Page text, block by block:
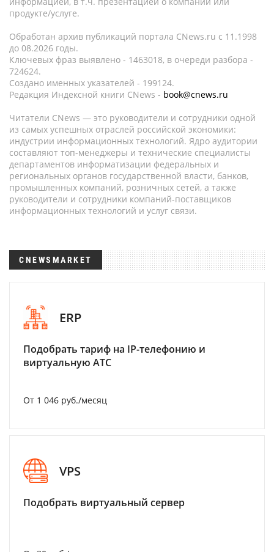
продукте/услуге.
Обработан архив публикаций портала CNews.ru c 11.1998
до 08.2026 годы.
Ключевых фраз выявлено - 1463018, в очереди разбора -
724624.
Создано именных указателей - 199124.
Редакция Индексной книги CNews - book@cnews.ru
Читатели CNews — это руководители и сотрудники одной
из самых успешных отраслей российской экономики:
индустрии информационных технологий. Ядро аудитории
составляют топ-менеджеры и технические специалисты
департаментов информатизации федеральных и
региональных органов государственной власти, банков,
промышленных компаний, розничных сетей, а также
руководители и сотрудники компаний-поставщиков
информационных технологий и услуг связи.
CNEWSMARKET
ERP
Подобрать тариф на IP-телефонию и
виртуальную АТС
От 1 046 руб./месяц
VPS
Подобрать виртуальный сервер